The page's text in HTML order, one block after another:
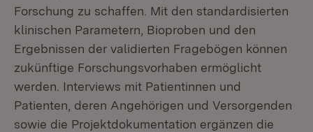
Forschung zu schaffen. Mit den standardisierten
klinischen Parametern, Bioproben und den
Ergebnissen der validierten Fragebögen können
zukünftige Forschungsvorhaben ermöglicht
werden. Interviews mit Patientinnen und
Patienten, deren Angehörigen und Versorgenden
sowie die Projektdokumentation ergänzen die